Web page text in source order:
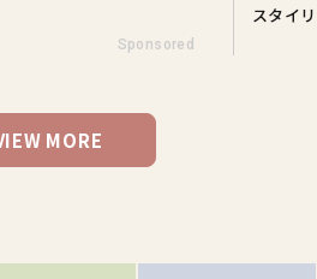
Sponsored
スタイ
MORE